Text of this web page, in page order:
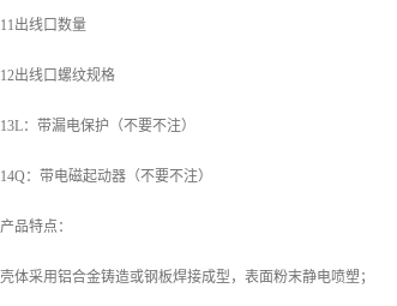
11出线口数量
12出线口螺纹规格
13L：带漏电保护（不要不注）
14Q：带电磁起动器（不要不注）
产品特点：
壳体采用铝合金铸造或钢板焊接成型，表面粉末静电喷塑；